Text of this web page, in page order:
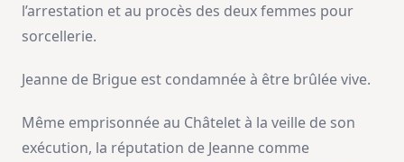
l’arrestation et au procès des deux femmes pour
sorcellerie.
Jeanne de Brigue est condamnée à être brûlée vive.
Même emprisonnée au Châtelet à la veille de son
exécution, la réputation de Jeanne comme